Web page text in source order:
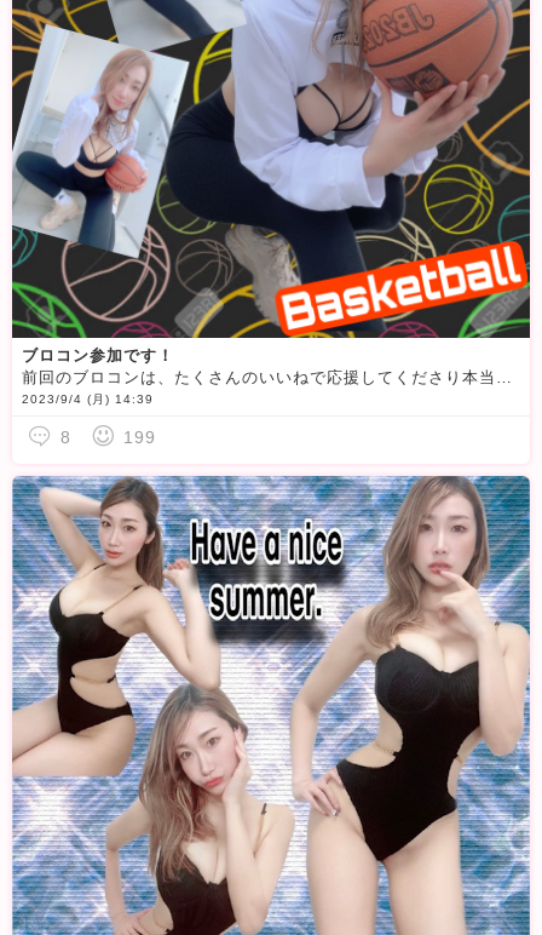
ブロコン参加です！
前回のブロコンは、たくさんのいいねで応援してくださり本当にありがとうございました
2023/9/4 (月) 14:39
8 199